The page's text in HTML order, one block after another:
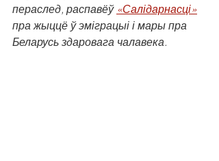
пераслед, распавёў «Салідарнасці»
пра жыццё ў эміграцыі і мары пра
Беларусь здаровага чалавека.